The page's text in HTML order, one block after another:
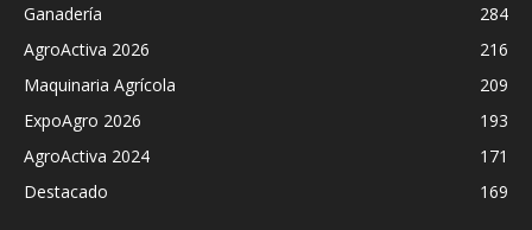
Ganadería
284
AgroActiva 2026
216
Maquinaria Agrícola
209
ExpoAgro 2026
193
AgroActiva 2024
171
Destacado
169